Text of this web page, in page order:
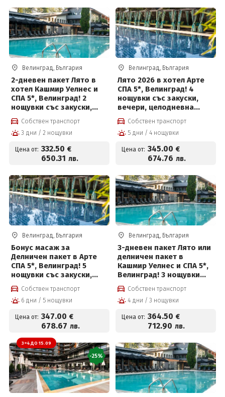
Велинград, България
2-дневен пакет Лято в
хотел Кашмир Уелнес и
СПА 5*, Велинград! 2
нощувки със закуски,
премиум вечери и
ползване на СПА център
Собствен транспорт
3 дни / 2 нощувки
Цена от: 332.50 €
650.31 лв.
Велинград, България
Лято 2026 в хотел Арте
СПА 5*, Велинград! 4
нощувки със закуски,
вечери, целодневна
детска анимация,
вътрешен и външен
басейн с минерална вода
и СПА пакет и Безплатно
за деца до 12 г
Собствен транспорт
5 дни / 4 нощувки
Цена от: 345.00 €
674.76 лв.
Велинград, България
Бонус масаж за
Делничен пакет в Арте
СПА 5*, Велинград! 5
нощувки със закуски,
вечери, масаж,
вътрешен и външен
басейн с минерална вода
и СПА пакет и Безплатно
за деца до 12 г
Собствен транспорт
6 дни / 5 нощувки
Цена от: 347.00 €
678.67 лв.
Велинград, България
3-дневен пакет Лято или
делничен пакет в
Кашмир Уелнес и СПА 5*,
Велинград! 3 нощувки
със закуски, вечери и
ползване на СПА
Собствен транспорт
4 дни / 3 нощувки
Цена от: 364.50 €
712.90 лв.
3=4 ДО 15.09
-25%